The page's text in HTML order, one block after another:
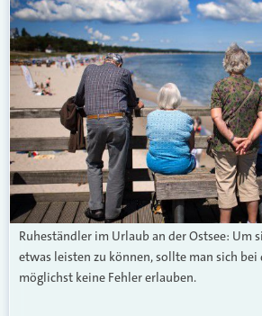
Ruheständler im Urlaub an der Ostsee: Um
etwas leisten zu können, sollte man sich bei
möglichst keine Fehler erlauben.